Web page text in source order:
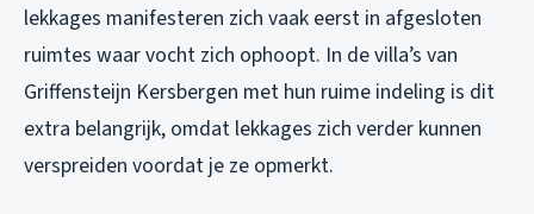
lekkages manifesteren zich vaak eerst in afgesloten
ruimtes waar vocht zich ophoopt. In de villa’s van
Griffensteijn Kersbergen met hun ruime indeling is dit
extra belangrijk, omdat lekkages zich verder kunnen
verspreiden voordat je ze opmerkt.